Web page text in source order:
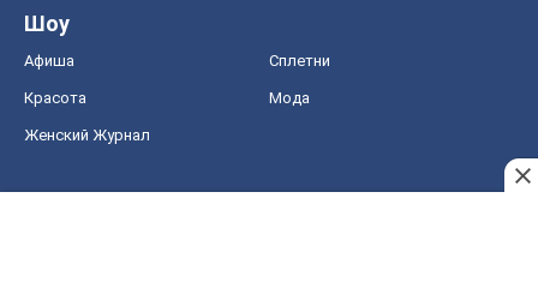
Шоу
Афиша Сплетни
Красота Мода
Женский Журнал